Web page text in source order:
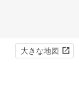
大きな地図